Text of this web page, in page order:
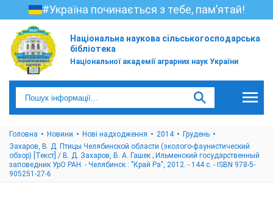
#Україна починається з тебе, пам’ятай!
Національна наукова сільськогосподарська
бібліотека
Національної академії аграрних наук України
Головна Новини Нові надходження 2014
Грудень
Захаров, В. Д. Птицы Челябинской области (эколого-фаунистический
обзор) [Текст] / В. Д. Захаров, В. А. Гашек ; Ильменский государственный
заповедник УрО РАН. - Челябинск : "Край Ра", 2012. - 144 с. - ISBN 978-5-
905251-27-6